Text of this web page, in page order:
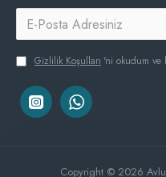
Gizlilik Koşulları 'ni okudum ve
Copyright © 2026